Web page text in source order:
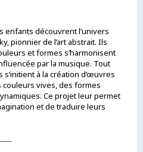
enfants découvrent l’univers
pionnier de l’art abstrait. Ils
et formes s’harmonisent
par la musique. Tout
à la création d’œuvres
couleurs vives, des formes
Ce projet leur permet
et de traduire leurs